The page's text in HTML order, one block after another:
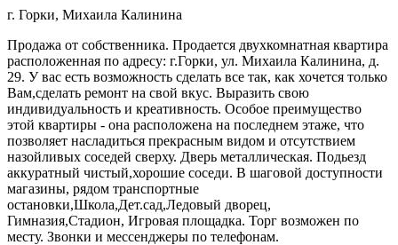
г. Горки, Михаила Калинина
Продажа от собственника. Продается двухкомнатная квартира
расположенная по адресу: г.Горки, ул. Михаила Калинина, д.
29. У вас есть возможность сделать все так, как хочется только
Вам,сделать ремонт на свой вкус. Выразить свою
индивидуальность и креативность. Особое преимущество
этой квартиры - она расположена на последнем этаже, что
позволяет насладиться прекрасным видом и отсутствием
назойливых соседей сверху. Дверь металлическая. Подьезд
аккуратный чистый,хорошие соседи. В шаговой доступности
магазины, рядом транспортные
остановки,Школа,Дет.сад,Ледовый дворец,
Гимназия,Стадион, Игровая площадка. Торг возможен по
месту. Звонки и мессенджеры по телефонам.